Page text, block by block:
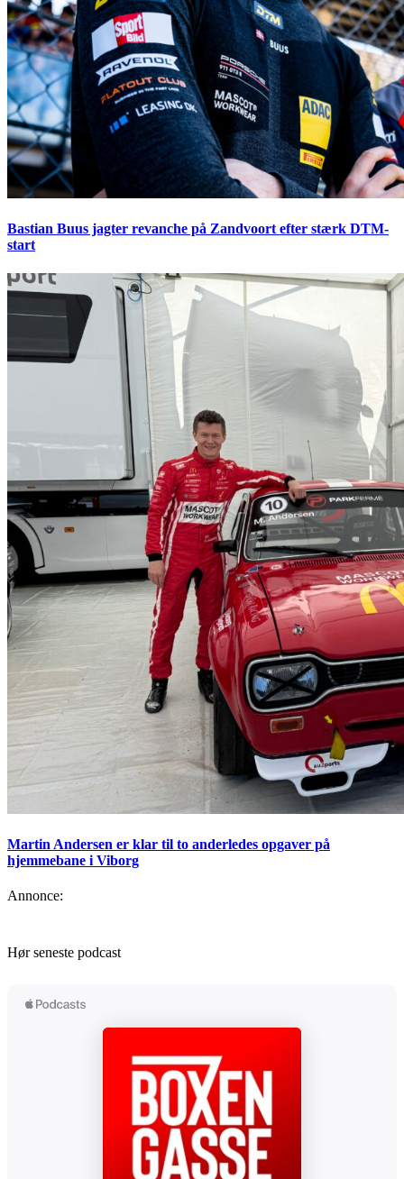
Bastian Buus jagter revanche på Zandvoort efter stærk DTM-
start
Martin Andersen er klar til to anderledes opgaver på
hjemmebane i Viborg
Annonce:
Hør seneste podcast